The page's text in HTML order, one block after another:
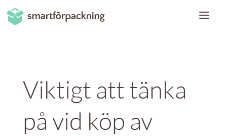
Viktigt att tänka
på vid köp av